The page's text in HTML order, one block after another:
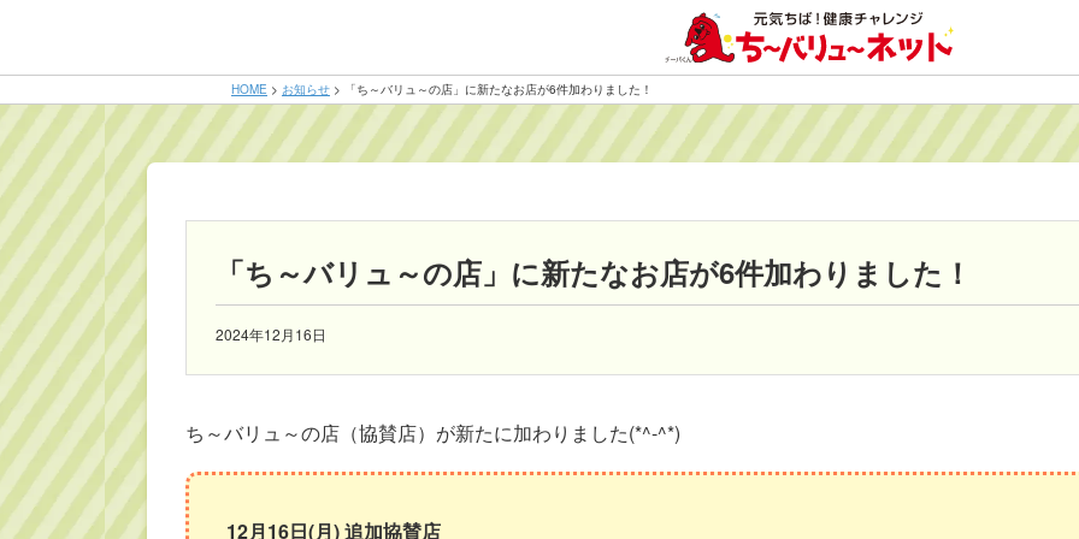
HOME > お知らせ > 「ち～バリュ～の店」に新たなお店が6件加わりました！
「ち～バリュ～の店」に新たなお店が6件加わりました！
2024年12月16日
ち～バリュ～の店（協賛店）が新たに加わりました(*^-^*)
12月16日(月) 追加協賛店